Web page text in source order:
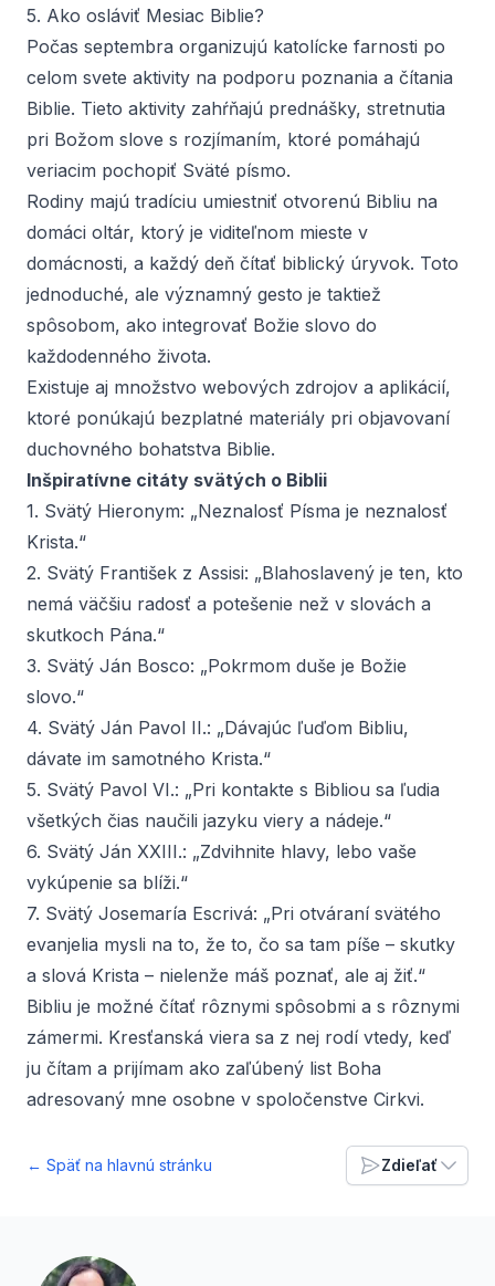
5. Ako osláviť Mesiac Biblie?
Počas septembra organizujú katolícke farnosti po
celom svete aktivity na podporu poznania a čítania
Biblie. Tieto aktivity zahŕňajú prednášky, stretnutia
pri Božom slove s rozjímaním, ktoré pomáhajú
veriacim pochopiť Sväté písmo.
Rodiny majú tradíciu umiestniť otvorenú Bibliu na
domáci oltár, ktorý je viditeľnom mieste v
domácnosti, a každý deň čítať biblický úryvok. Toto
jednoduché, ale významný gesto je taktiež
spôsobom, ako integrovať Božie slovo do
každodenného života.
Existuje aj množstvo webových zdrojov a aplikácií,
ktoré ponúkajú bezplatné materiály pri objavovaní
duchovného bohatstva Biblie.
Inšpiratívne citáty svätých o Biblii
1. Svätý Hieronym: „Neznalosť Písma je neznalosť
Krista.“
2. Svätý František z Assisi: „Blahoslavený je ten, kto
nemá väčšiu radosť a potešenie než v slovách a
skutkoch Pána.“
3. Svätý Ján Bosco: „Pokrmom duše je Božie
slovo.“
4. Svätý Ján Pavol II.: „Dávajúc ľuďom Bibliu,
dávate im samotného Krista.“
5. Svätý Pavol VI.: „Pri kontakte s Bibliou sa ľudia
všetkých čias naučili jazyku viery a nádeje.“
6. Svätý Ján XXIII.: „Zdvihnite hlavy, lebo vaše
vykúpenie sa blíži.“
7. Svätý Josemaría Escrivá: „Pri otváraní svätého
evanjelia mysli na to, že to, čo sa tam píše – skutky
a slová Krista – nielenže máš poznať, ale aj žiť.“
Bibliu je možné čítať rôznymi spôsobmi a s rôznymi
zámermi. Kresťanská viera sa z nej rodí vtedy, keď
ju čítam a prijímam ako zaľúbený list Boha
adresovaný mne osobne v spoločenstve Cirkvi.
← Späť na hlavnú stránku Zdieľať